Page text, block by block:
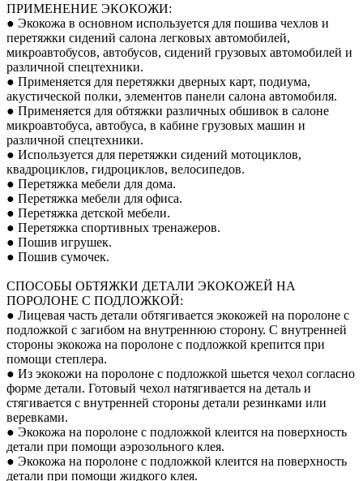
ПРИМЕНЕНИЕ ЭКОКОЖИ:
● Экокожа в основном используется для пошива чехлов и
перетяжки сидений салона легковых автомобилей,
микроавтобусов, автобусов, сидений грузовых автомобилей и
различной спецтехники.
● Применяется для перетяжки дверных карт, подиума,
акустической полки, элементов панели салона автомобиля.
● Применяется для обтяжки различных обшивок в салоне
микроавтобуса, автобуса, в кабине грузовых машин и
различной спецтехники.
● Используется для перетяжки сидений мотоциклов,
квадроциклов, гидроциклов, велосипедов.
● Перетяжка мебели для дома.
● Перетяжка мебели для офиса.
● Перетяжка детской мебели.
● Перетяжка спортивных тренажеров.
● Пошив игрушек.
● Пошив сумочек.
СПОСОБЫ ОБТЯЖКИ ДЕТАЛИ ЭКОКОЖЕЙ НА
ПОРОЛОНЕ С ПОДЛОЖКОЙ:
● Лицевая часть детали обтягивается экокожей на поролоне с
подложкой с загибом на внутреннюю сторону. С внутренней
стороны экокожа на поролоне с подложкой крепится при
помощи степлера.
● Из экокожи на поролоне с подложкой шьется чехол согласно
форме детали. Готовый чехол натягивается на деталь и
стягивается с внутренней стороны детали резинками или
веревками.
● Экокожа на поролоне с подложкой клеится на поверхность
детали при помощи аэрозольного клея.
● Экокожа на поролоне с подложкой клеится на поверхность
детали при помощи жидкого клея.